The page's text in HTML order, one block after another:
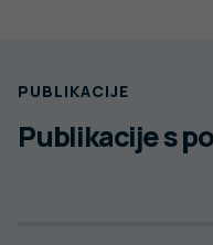
PUBLIKACIJE
Publikacije s